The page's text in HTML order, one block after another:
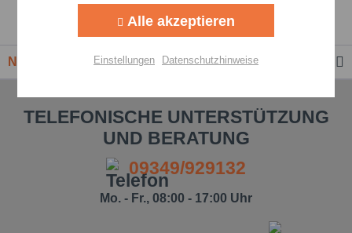
Premium-Händler
Newsletter
TELEFONISCHE UNTERSTÜTZUNG
UND BERATUNG
09349/929132
Mo. - Fr., 08:00 - 17:00 Uhr
Personalisierung Aktiv
Einstellungen speichern
Alle akzeptieren
Einstellungen Datenschutzhinweise